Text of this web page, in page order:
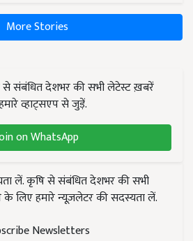
More Stories
से संबंधित देशभर की सभी लेटेस्ट ख़बरें
व्हाट्सएप से जुड़ें.
on WhatsApp
लें. कृषि से संबंधित देशभर की सभी
लिए हमारे न्यूज़लेटर की सदस्यता लें.
Newsletters